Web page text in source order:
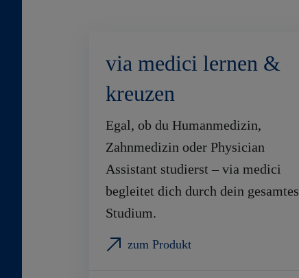
via medici lernen &
kreuzen
Egal, ob du Humanmedizin,
Zahnmedizin oder Physician
Assistant studierst – via medici
begleitet dich durch dein gesamtes
Studium.
zum Produkt